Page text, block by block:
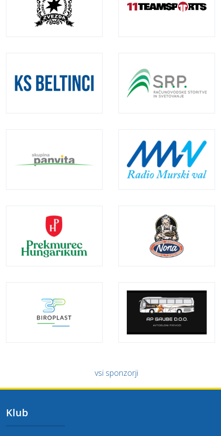
vsi sponzorji
Klub